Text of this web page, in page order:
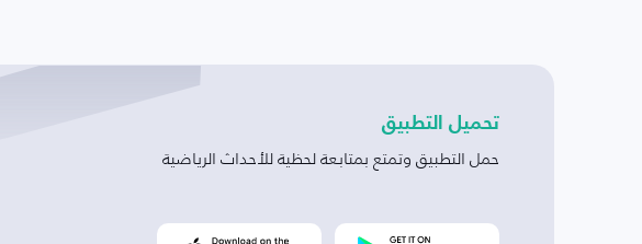
تحميل التطبيق
حمل التطبيق وتمتع بمتابعة لحظية للأحداث الرياضية